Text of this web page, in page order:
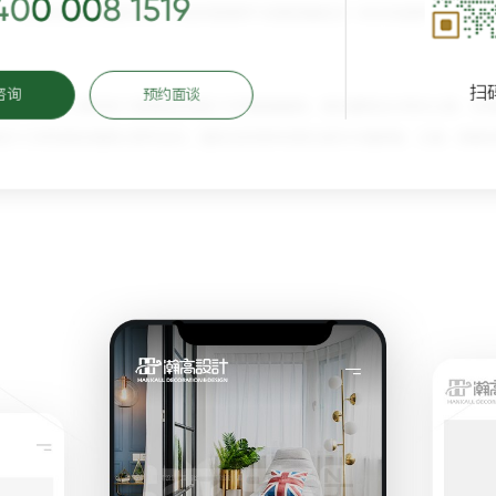
008 1519
询 预约面谈 扫